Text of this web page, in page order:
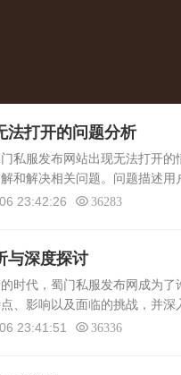
法打开的问题分析
服发布网站出现无法打开的
和解决相关问题。问题描述用
1. 网络连接问题：用户的网
23:42:26 36283
与深度探讨
代，蜀门私服发布网成为了
、影响以及面临的挑战，并深
是一个提供蜀门游戏私服资源
23:41:51 36336